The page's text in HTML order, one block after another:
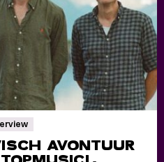
AVONTUUR